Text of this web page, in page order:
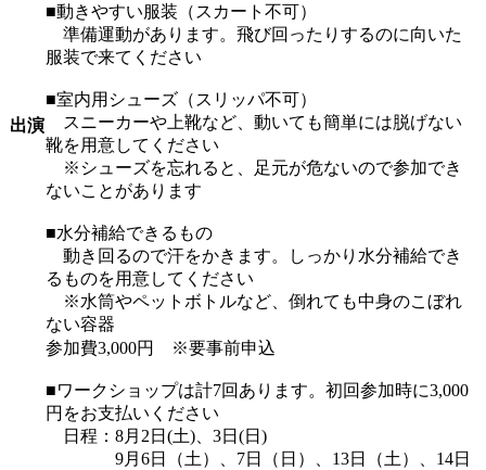
出演
■動きやすい服装（スカート不可）
準備運動があります。飛び回ったりするのに向いた
服装で来てください
■室内用シューズ（スリッパ不可）
スニーカーや上靴など、動いても簡単には脱げない
靴を用意してください
※シューズを忘れると、足元が危ないので参加でき
ないことがあります
■水分補給できるもの
動き回るので汗をかきます。しっかり水分補給でき
るものを用意してください
※水筒やペットボトルなど、倒れても中身のこぼれ
ない容器
参加費3,000円 ※要事前申込
■ワークショップは計7回あります。初回参加時に3,000
円をお支払いください
日程：8月2日(土)、3日(日)
9月6日（土）、7日（日）、13日（土）、14日